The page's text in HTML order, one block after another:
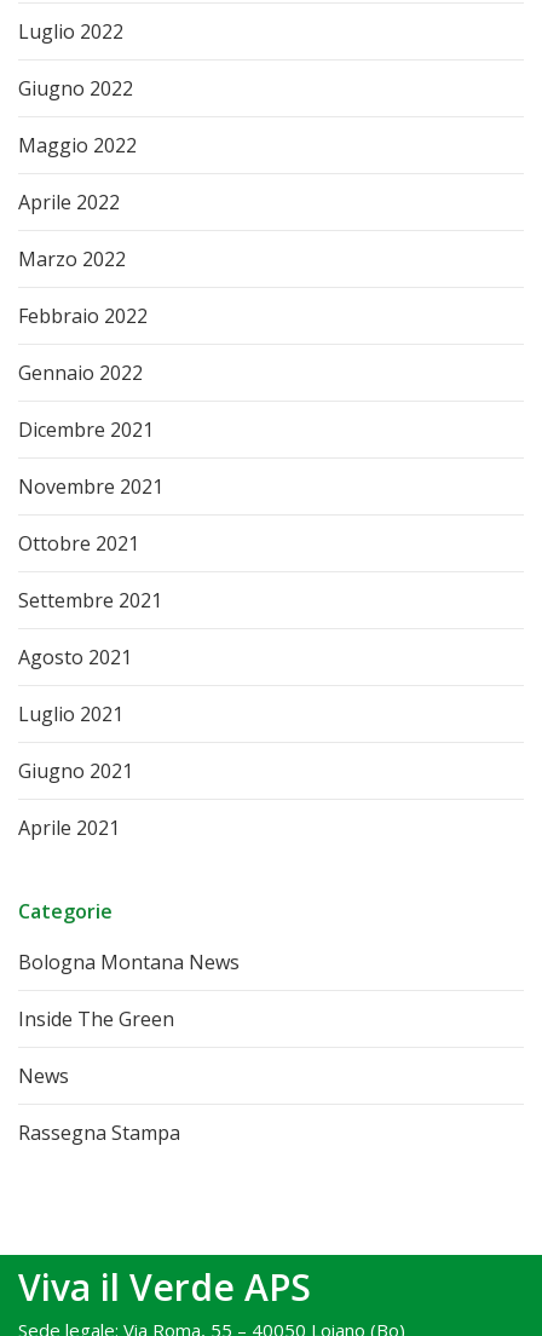
Luglio 2022
Giugno 2022
Maggio 2022
Aprile 2022
Marzo 2022
Febbraio 2022
Gennaio 2022
Dicembre 2021
Novembre 2021
Ottobre 2021
Settembre 2021
Agosto 2021
Luglio 2021
Giugno 2021
Aprile 2021
Categorie
Bologna Montana News
Inside The Green
News
Rassegna Stampa
Viva il Verde APS
Sede legale: Via Roma, 55 – 40050 Loiano (Bo)